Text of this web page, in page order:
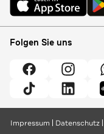
Folgen Sie uns
Impressum Datenschutz